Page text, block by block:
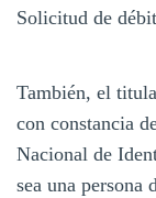
Solicitud de
También, el
con constancia
Nacional de
sea una persona